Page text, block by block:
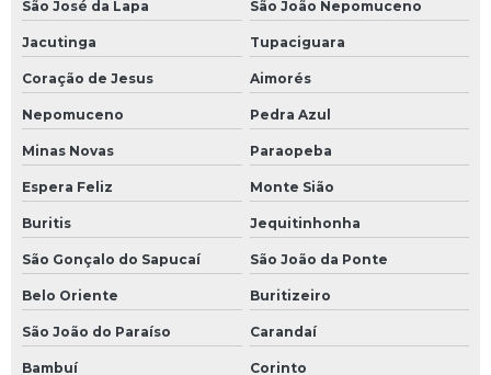
São José da Lapa São João Nepomuceno
Jacutinga Tupaciguara
Coração de Jesus Aimorés
Nepomuceno Pedra Azul
Minas Novas Paraopeba
Espera Feliz Monte Sião
Buritis Jequitinhonha
São Gonçalo do Sapucaí São João da Ponte
Belo Oriente Buritizeiro
São João do Paraíso Carandaí
Bambuí Corinto